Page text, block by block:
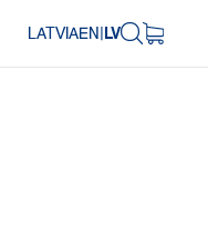
LATVIAEN|LV